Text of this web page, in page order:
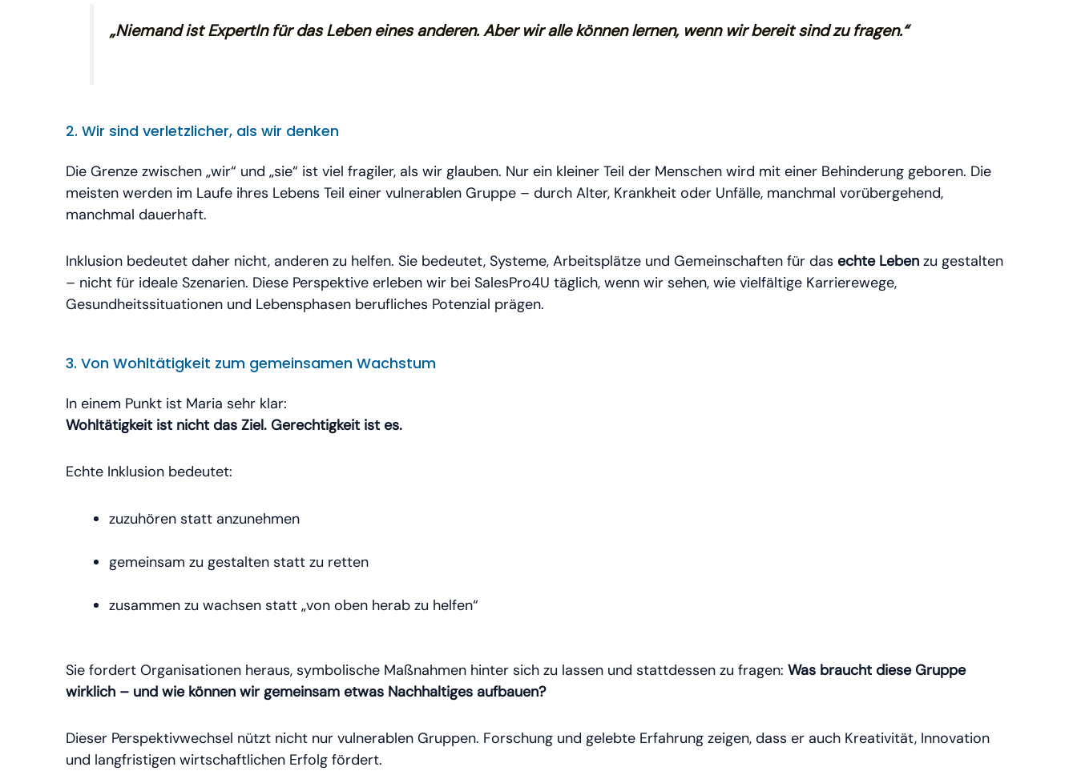
„Niemand ist ExpertIn für das Leben eines anderen. Aber wir alle können lernen, wenn wir bereit sind zu fragen.“
2. Wir sind verletzlicher, als wir denken
Die Grenze zwischen „wir“ und „sie“ ist viel fragiler, als wir glauben. Nur ein kleiner Teil der Menschen wird mit einer Behinderung geboren. Die
meisten werden im Laufe ihres Lebens Teil einer vulnerablen Gruppe – durch Alter, Krankheit oder Unfälle, manchmal vorübergehend,
manchmal dauerhaft.
Inklusion bedeutet daher nicht, anderen zu helfen. Sie bedeutet, Systeme, Arbeitsplätze und Gemeinschaften für das echte Leben zu gestalten
– nicht für ideale Szenarien. Diese Perspektive erleben wir bei SalesPro4U täglich, wenn wir sehen, wie vielfältige Karrierewege,
Gesundheitssituationen und Lebensphasen berufliches Potenzial prägen.
3. Von Wohltätigkeit zum gemeinsamen Wachstum
In einem Punkt ist Maria sehr klar:
Wohltätigkeit ist nicht das Ziel. Gerechtigkeit ist es.
Echte Inklusion bedeutet:
zuzuhören statt anzunehmen
gemeinsam zu gestalten statt zu retten
zusammen zu wachsen statt „von oben herab zu helfen“
Sie fordert Organisationen heraus, symbolische Maßnahmen hinter sich zu lassen und stattdessen zu fragen: Was braucht diese Gruppe
wirklich – und wie können wir gemeinsam etwas Nachhaltiges aufbauen?
Dieser Perspektivwechsel nützt nicht nur vulnerablen Gruppen. Forschung und gelebte Erfahrung zeigen, dass er auch Kreativität, Innovation
und langfristigen wirtschaftlichen Erfolg fördert.